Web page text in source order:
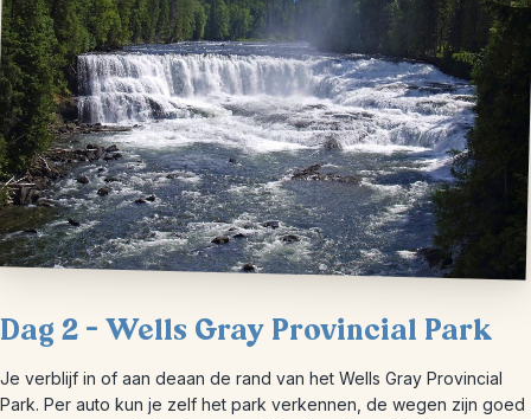
Dag 2 – Wells Gray Provincial Park
Je verblijf in of aan deaan de rand van het Wells Gray Provincial
Park. Per auto kun je zelf het park verkennen, de wegen zijn goed